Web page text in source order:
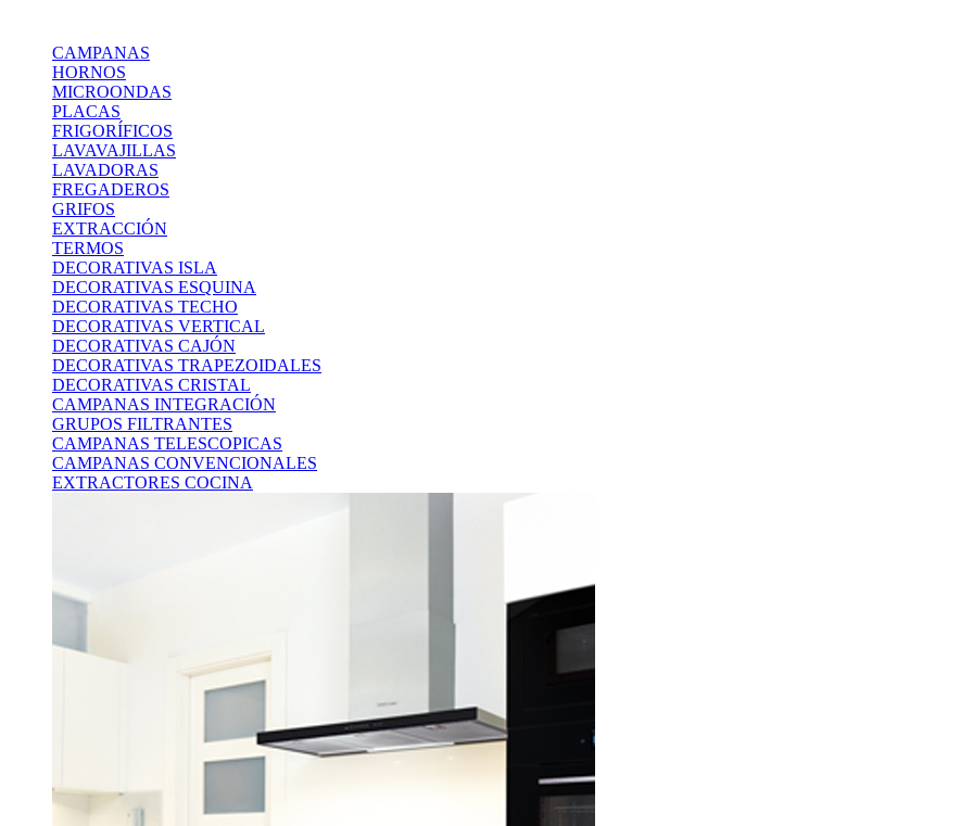
CAMPANAS
HORNOS
MICROONDAS
PLACAS
FRIGORÍFICOS
LAVAVAJILLAS
LAVADORAS
FREGADEROS
GRIFOS
EXTRACCIÓN
TERMOS
DECORATIVAS ISLA
DECORATIVAS ESQUINA
DECORATIVAS TECHO
DECORATIVAS VERTICAL
DECORATIVAS CAJÓN
DECORATIVAS TRAPEZOIDALES
DECORATIVAS CRISTAL
CAMPANAS INTEGRACIÓN
GRUPOS FILTRANTES
CAMPANAS TELESCOPICAS
CAMPANAS CONVENCIONALES
EXTRACTORES COCINA